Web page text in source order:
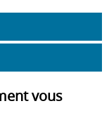
vous